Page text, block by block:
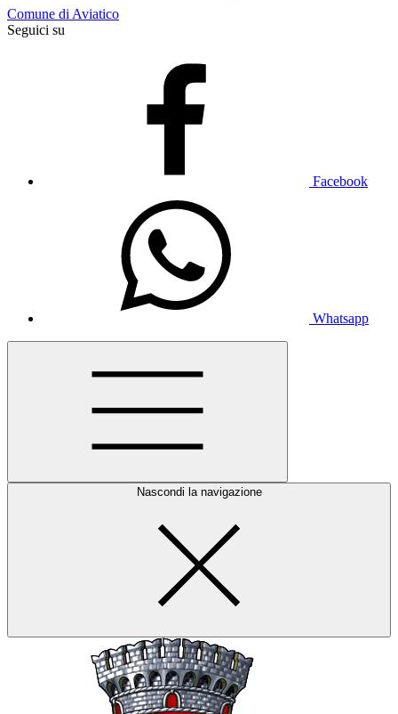
Comune di Aviatico
Seguici su
Facebook
Whatsapp
Nascondi la navigazione